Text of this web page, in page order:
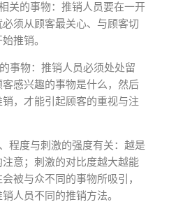
关的事物：推销人员要在一开
须从顾客最关心、与顾客切
推销。
事物：推销人员必须处处留
感兴趣的事物是什么，然后
，才能引起顾客的重视与注
程度与刺激的强度有关：越是
意；刺激的对比度越大越能
被与众不同的事物所吸引，
人员不同的推销方法。